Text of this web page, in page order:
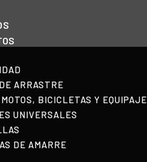
ARRASTRE
BICICLETAS Y EQUIPAJE
UNIVERSALES
DE AMARRE
HOME
NOSOTROS
PRODUCTOS
MANUALES
RECURSOS